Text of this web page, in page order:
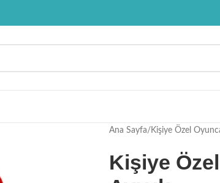
Ana Sayfa/ Kişiye Özel
Kişiye Özel